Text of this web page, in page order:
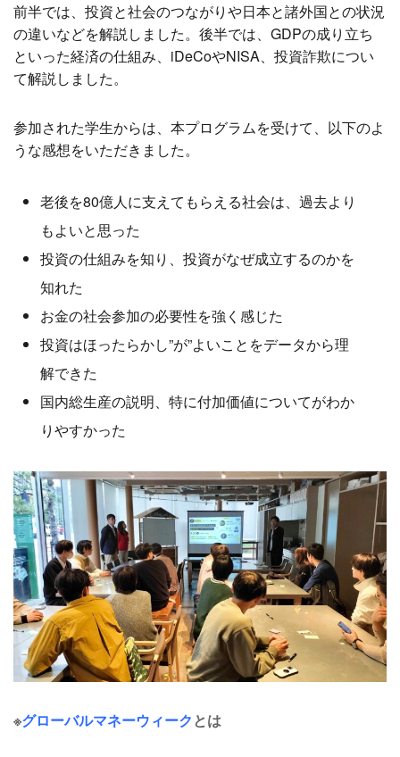
前半では、投資と社会のつながりや日本と諸外国との状況
の違いなどを解説しました。後半では、GDPの成り立ち
といった経済の仕組み、iDeCoやNISA、投資詐欺につい
て解説しました。
参加された学生からは、本プログラムを受けて、以下のよ
うな感想をいただきました。
老後を80億人に支えてもらえる社会は、過去より
もよいと思った
投資の仕組みを知り、投資がなぜ成立するのかを
知れた
お金の社会参加の必要性を強く感じた
投資はほったらかし”が”よいことをデータから理
解できた
国内総生産の説明、特に付加価値についてがわか
りやすかった
※グローバルマネーウィークとは